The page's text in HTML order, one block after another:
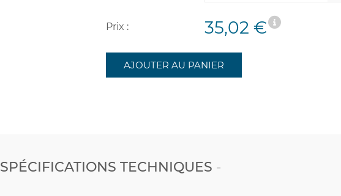
Prix : 35,02 €
AJOUTER AU PANIER
SPÉCIFICATIONS TECHNIQUES